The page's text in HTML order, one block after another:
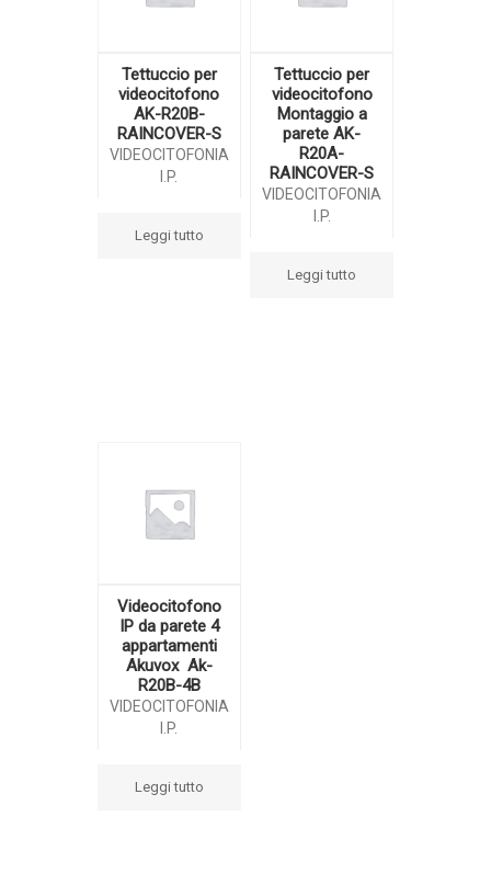
Tettuccio per
videocitofono
AK-R20B-
RAINCOVER-S
VIDEOCITOFONIA
I.P.
Leggi tutto
Tettuccio per
videocitofono
Montaggio a
parete AK-
R20A-
RAINCOVER-S
VIDEOCITOFONIA
I.P.
Leggi tutto
Videocitofono
IP da parete 4
appartamenti
Akuvox Ak-
R20B-4B
VIDEOCITOFONIA
I.P.
Leggi tutto